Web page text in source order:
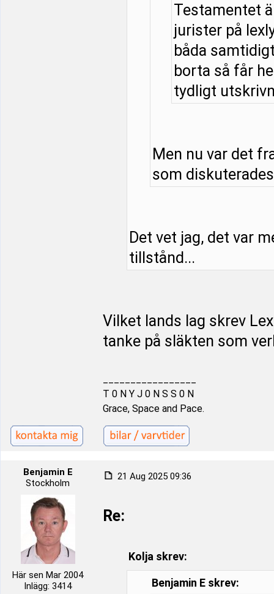
Testamentet
jurister på
båda
borta så får
tydligt
Men nu var det
som
Det vet jag, det var
tillstånd...
Vilket lands lag skrev
tanke på släkten som
T 0 N Y J 0 N S S 0 N
Grace, Space and Pace.
Benjamin E
Stockholm
Här sen Mar 2004
Inlägg: 3414
21 Aug 2025 09:36
Re:
Kolja skrev:
Benjamin E skrev: